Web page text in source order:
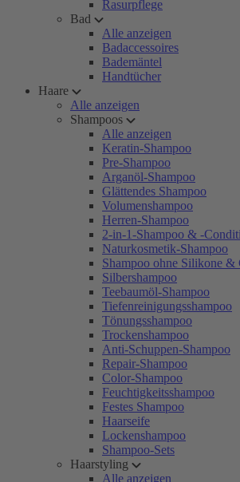
Rasurpflege
Bad
Alle anzeigen
Badaccessoires
Bademäntel
Handtücher
Haare
Alle anzeigen
Shampoos
Alle anzeigen
Keratin-Shampoo
Pre-Shampoo
Arganöl-Shampoo
Glättendes Shampoo
Volumenshampoo
Herren-Shampoo
2-in-1-Shampoo & -
Naturkosmetik-Shampoo
Shampoo ohne Silikone &
Silbershampoo
Teebaumöl-Shampoo
Tiefenreinigungsshampoo
Tönungsshampoo
Trockenshampoo
Anti-Schuppen-Shampoo
Repair-Shampoo
Color-Shampoo
Feuchtigkeitsshampoo
Festes Shampoo
Haarseife
Lockenshampoo
Shampoo-Sets
Haarstyling
Alle anzeigen